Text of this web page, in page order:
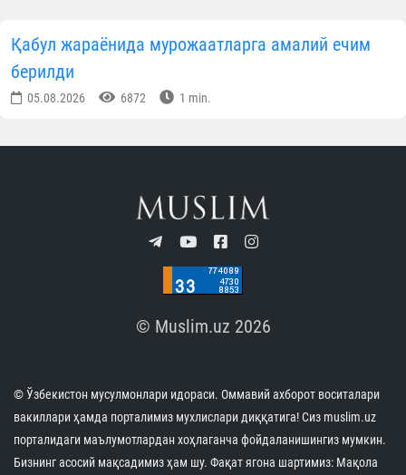
Қабул жараёнида мурожаатларга амалий ечим
берилди
05.08.2026 6872 1 min.
© Muslim.uz 2026
© Ўзбекистон мусулмонлари идораси. Оммавий ахборот воситалари
вакиллари ҳамда порталимиз мухлислари диққатига! Сиз muslim.uz
порталидаги маълумотлардан хоҳлаганча фойдаланишингиз мумкин.
Бизнинг асосий мақсадимиз ҳам шу. Фақат ягона шартимиз: Мақола